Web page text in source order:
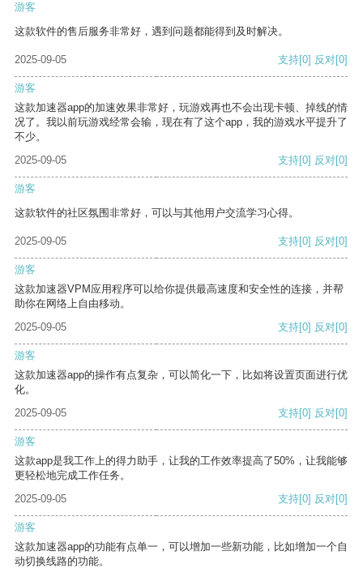
游客
这款软件的售后服务非常好，遇到问题都能得到及时解决。
2025-09-05 支持[0] 反对[0]
游客
这款加速器app的加速效果非常好，玩游戏再也不会出现卡顿、掉线的情
况了。我以前玩游戏经常会输，现在有了这个app，我的游戏水平提升了
不少。
2025-09-05
支持[0] 反对[0]
游客
这款软件的社区氛围非常好，可以与其他用户交流学习心得。
2025-09-05 支持[0] 反对[0]
游客
这款加速器VPM应用程序可以给你提供最高速度和安全性的连接，并帮
助你在网络上自由移动。
2025-09-05
支持[0] 反对[0]
游客
这款加速器app的操作有点复杂，可以简化一下，比如将设置页面进行优
化。
2025-09-05
支持[0] 反对[0]
游客
这款app是我工作上的得力助手，让我的工作效率提高了50%，让我能够
更轻松地完成工作任务。
2025-09-05
支持[0] 反对[0]
游客
这款加速器app的功能有点单一，可以增加一些新功能，比如增加一个自
动切换线路的功能。